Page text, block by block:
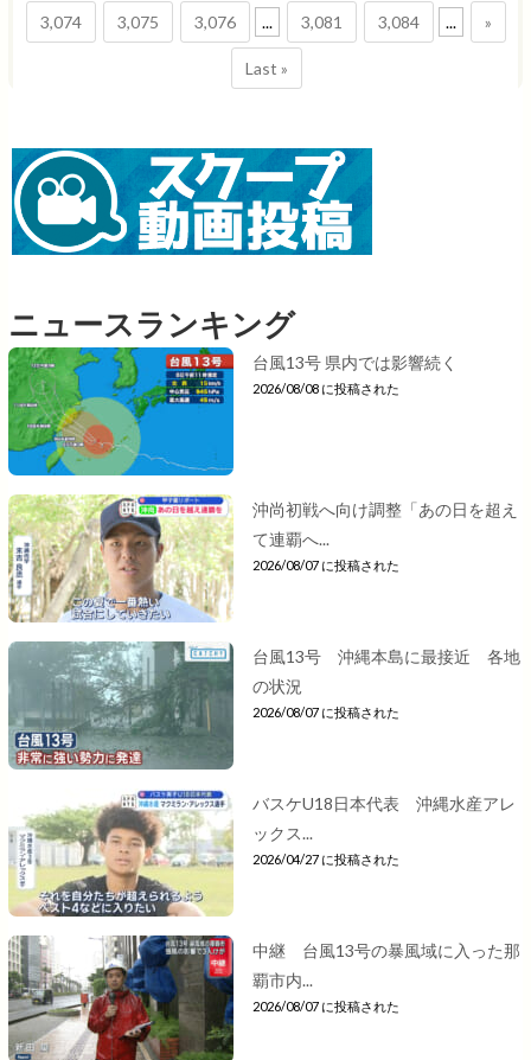
3,074 3,075 3,076 ... 3,081 3,084 ... »
Last »
ニュースランキング
台風13号 県内では影響続く
2026/08/08 に投稿された
沖尚初戦へ向け調整「あの日を超え
て連覇へ...
2026/08/07 に投稿された
台風13号 沖縄本島に最接近 各地
の状況
2026/08/07 に投稿された
バスケU18日本代表 沖縄水産アレ
ックス...
2026/04/27 に投稿された
中継 台風13号の暴風域に入った那
覇市内...
2026/08/07 に投稿された